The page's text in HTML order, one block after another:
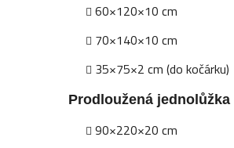
60×120×10 cm
70×140×10 cm
35×75×2 cm (do kočárku)
Prodloužená jednolůžka
90×220×20 cm